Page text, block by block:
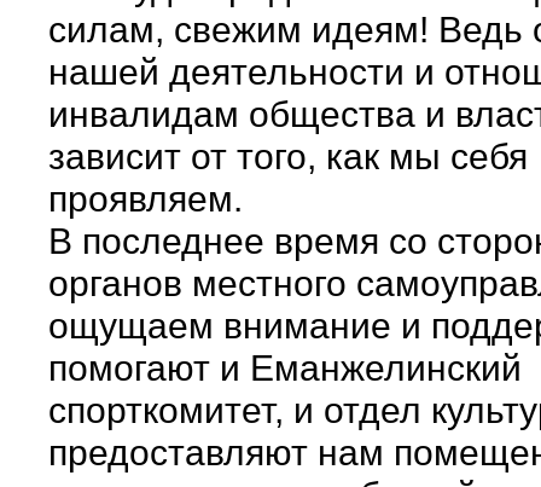
силам, свежим идеям! Ведь
нашей деятельности и
инвалидам общества и
зависит от того, как мы себя
проявляем.
В последнее время со
органов местного
ощущаем внимание и
помогают и Еманжелинский
спорткомитет, и отдел
предоставляют нам